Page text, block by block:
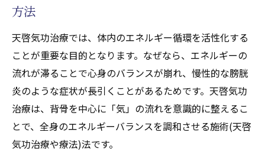
方法
天啓気功治療では、体内のエネルギー循環を活性化する
ことが重要な目的となります。なぜなら、エネルギーの
流れが滞ることで心身のバランスが崩れ、慢性的な膀胱
炎のような症状が長引くことがあるためです。天啓気功
治療は、背骨を中心に「気」の流れを意識的に整えるこ
とで、全身のエネルギーバランスを調和させる施術(天啓
気功治療や療法)法です。